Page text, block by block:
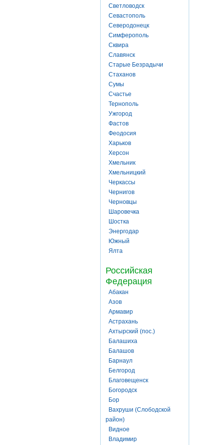
Светловодск
Севастополь
Северодонецк
Симферополь
Сквира
Славянск
Старые Безрадычи
Стаханов
Сумы
Счастье
Тернополь
Ужгород
Фастов
Феодосия
Харьков
Херсон
Хмельник
Хмельницкий
Черкассы
Чернигов
Черновцы
Шаровечка
Шостка
Энергодар
Южный
Ялта
Российская
Федерация
Абакан
Азов
Армавир
Астрахань
Ахтырский (пос.)
Балашиха
Балашов
Барнаул
Белгород
Благовещенск
Богородск
Бор
Вахруши (Слободской
район)
Видное
Владимир